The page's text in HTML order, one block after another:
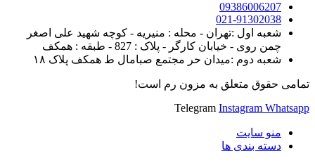
09386006207
021-91302038
شعبه اول :تهران - محله : منیریه - کوچه شهید علی اصغر
چمن روی - خیابان کارگر - پلاک : 827 - طبقه : همکف
شعبه دوم :میدان حر مجتمع صبامال ط همکف پلاک ۱۸
تمامی حقوق متعلق به مزون رم است!
Telegram Instagram Whatsapp
منو سایت
دسته بندی ها